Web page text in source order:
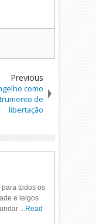
Previous
como
de
libertação
todos os
e leigos
...Read